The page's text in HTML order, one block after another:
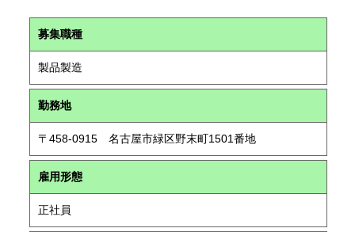
募集職種
製品製造
勤務地
〒458-0915 名古屋市緑区野末町1501番地
雇用形態
正社員